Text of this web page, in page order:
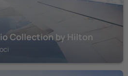
Collection by Hilton